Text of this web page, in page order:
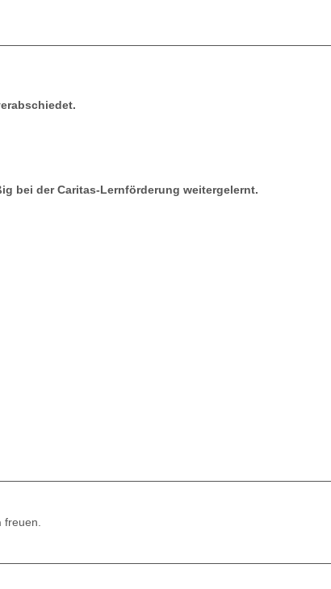
bei der Caritas-Lernförderung weitergelernt.
freuen.